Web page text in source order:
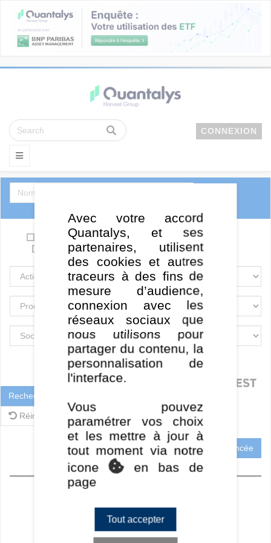
CONNEXION
Support en euro / Eurocroissance
ETF FCPE
Rechercher
Réinitialiser
Recherche Avancée
Accueil
Ratios
Frais
Avec votre accord
Quantalys, et ses
partenaires, utilisent
des cookies et autres
traceurs à des fins de
mesure d’audience,
connexion avec les
réseaux sociaux que
nous utilisons pour
partager du contenu, la
personnalisation de
l'interface.
Vous pouvez
paramétrer vos choix
et les mettre à jour à
tout moment via notre
icone
en bas de
page
Tout accepter